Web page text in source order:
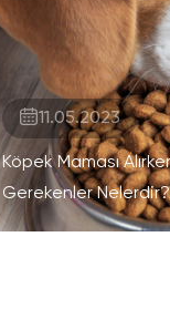
11.05.2023
Köpek Maması
Gerekenler Nelerdir?